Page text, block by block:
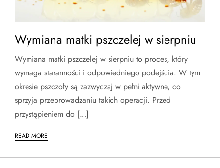
Wymiana matki pszczelej w sierpniu
Wymiana matki pszczelej w sierpniu to proces, który
wymaga staranności i odpowiedniego podejścia. W tym
okresie pszczoły są zazwyczaj w pełni aktywne, co
sprzyja przeprowadzaniu takich operacji. Przed
przystąpieniem do […]
READ MORE